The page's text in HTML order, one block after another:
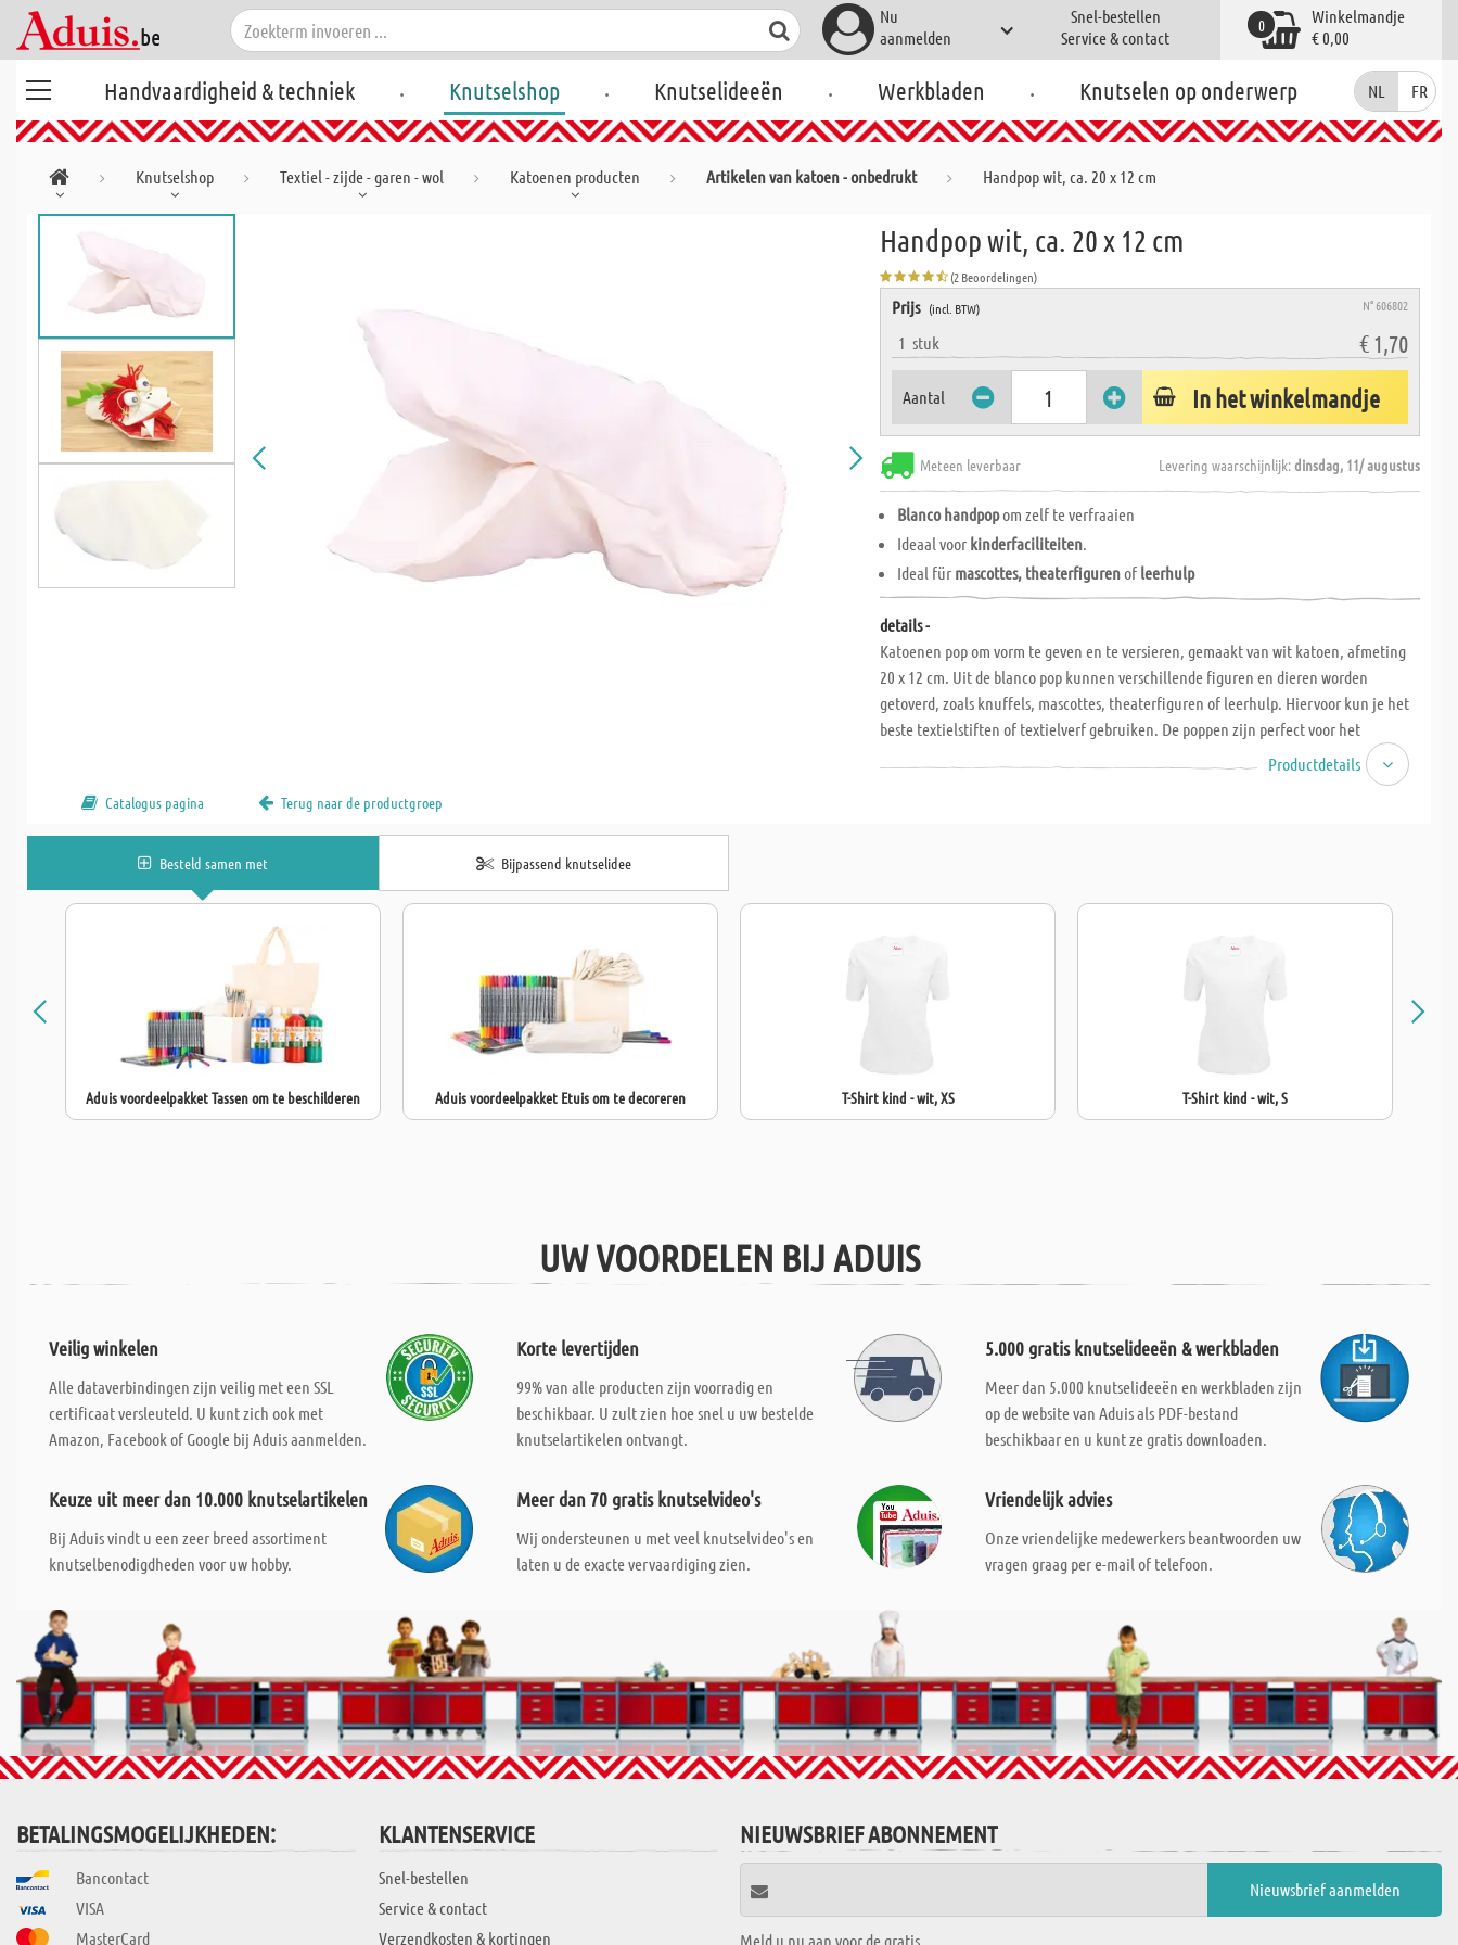
Nu
aanmelden
Snel-bestellen
Service & contact
Winkelmandje
€ 0,00
0
Handvaardigheid & techniek . Knutselshop . Knutselideeën . Werkbladen . Knutselen op onderwerp NL FR
Knutselshop Textiel - zijde - garen - wol Katoenen producten Artikelen van katoen - onbedrukt Handpop wit, ca. 20 x 12 cm
Handpop wit, ca. 20 x 12 cm
(2 Beoordelingen)
Prijs (incl. BTW) N° 606802
1stuk € 1,70
Aantal In het winkelmandje
Meteen leverbaar Levering waarschijnlijk:dinsdag, 11/ augustus
Blanco handpopom zelf te verfraaien
Ideaal voor kinderfaciliteiten.
Ideal für mascottes, theaterfigurenof leerhulp
details -
Katoenen pop om vorm te geven en te versieren, gemaakt van wit katoen, afmeting
20 x 12 cm. Uit de blanco pop kunnen verschillende figuren en dieren worden
getoverd, zoals knuffels, mascottes, theaterfiguren of leerhulp. Hiervoor kun je het
beste textielstiften of textielverf gebruiken. De poppen zijn perfect voor het
vertellen van verhalen en stimuleren de fantasie en creativiteit van kinderen.
Productdetails
Catalogus pagina Terug naar de productgroep
Besteld samen met Bijpassend knutselidee
Aduis voordeelpakket Tassen om te beschilderen Aduis voordeelpakket Etuis om te decoreren T-Shirt kind - wit, XS T-Shirt kind - wit, S
UW VOORDELEN BIJ ADUIS
Veilig winkelen
Alle dataverbindingen zijn veilig met een SSL
certificaat versleuteld. U kunt zich ook met
Amazon, Facebook of Google bij Aduis aanmelden.
Korte levertijden
99% van alle producten zijn voorradig en
beschikbaar. U zult zien hoe snel u uw bestelde
knutselartikelen ontvangt.
5.000 gratis knutselideeën & werkbladen
Meer dan 5.000 knutselideeën en werkbladen zijn
op de website van Aduis als PDF-bestand
beschikbaar en u kunt ze gratis downloaden.
Keuze uit meer dan 10.000 knutselartikelen
Bij Aduis vindt u een zeer breed assortiment
knutselbenodigdheden voor uw hobby.
Meer dan 70 gratis knutselvideo's
Wij ondersteunen u met veel knutselvideo's en
laten u de exacte vervaardiging zien.
Vriendelijk advies
Onze vriendelijke medewerkers beantwoorden uw
vragen graag per e-mail of telefoon.
BETALINGSMOGELIJKHEDEN:
Bancontact
VISA
MasterCard
KLANTENSERVICE
Snel-bestellen
Service & contact
Verzendkosten & kortingen
NIEUWSBRIEF ABONNEMENT
Meld u nu aan voor de gratis